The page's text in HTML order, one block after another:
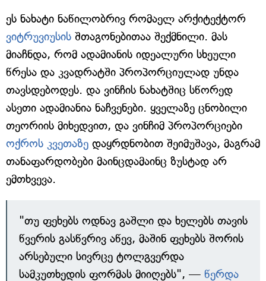
ეს ნახატი ნაწილობრივ რომაელ არქიტექტორ
ვიტრუვიუსის შთაგონებითაა შექმნილი. მას
მიაჩნდა, რომ ადამიანის იდეალური სხეული
წრესა და კვადრატში პროპორციულად უნდა
თავსდებოდეს. და ვინჩის ნახატშიც სწორედ
ასეთი ადამიანია ნაჩვენები. ყველაზე ცნობილი
თეორიის მიხედვით, და ვინჩიმ პროპორციები
ოქროს კვეთაზე დაყრდნობით შეიმუშავა, მაგრამ
თანაფარდობები მაინცდამაინც ზუსტად არ
ემთხვევა.
"თუ ფეხებს ოდნავ გაშლი და ხელებს თავის
წვერის გასწვრივ აწევ, მაშინ ფეხებს შორის
არსებული სივრცე ტოლგვერდა
სამკუთხედის ფორმას მიიღებს", — წერდა